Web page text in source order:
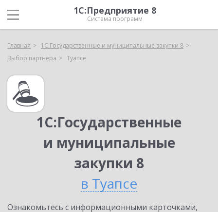
1С:Предприятие 8
Система программ
Главная
1С:Государственные и муниципальные закупки 8
Выбор партнёра
Туапсе
1С:Государственные
и муниципальные
закупки 8
в Туапсе
Ознакомьтесь с информационными карточками,